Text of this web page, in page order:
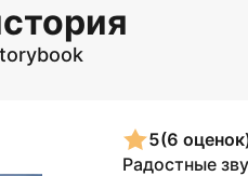
5(6
Радостные